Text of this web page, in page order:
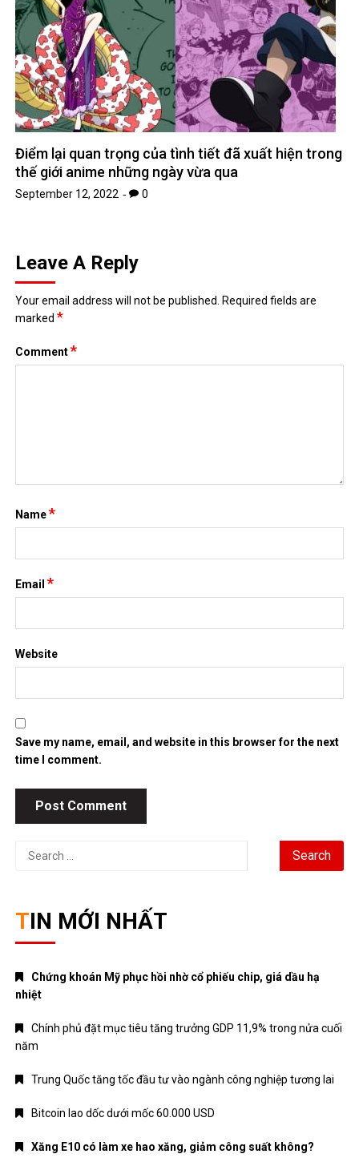
Điểm lại quan trọng của tình tiết đã xuất hiện trong
thế giới anime những ngày vừa qua
September 12, 2022 0
Leave A Reply
Your email address will not be published.
Required fields are
marked*
Comment*
Name*
Email*
Website
Save my name, email, and website in this browser for the next
time I comment.
Search
TIN MỚI NHẤT
Chứng khoán Mỹ phục hồi nhờ cổ phiếu chip, giá dầu hạ
nhiệt
Chính phủ đặt mục tiêu tăng trưởng GDP 11,9% trong nửa cuối
năm
Trung Quốc tăng tốc đầu tư vào ngành công nghiệp tương lai
Bitcoin lao dốc dưới mốc 60.000 USD
Xăng E10 có làm xe hao xăng, giảm công suất không?